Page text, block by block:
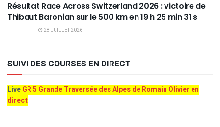
Résultat Race Across Switzerland 2026 : victoire de
Thibaut Baronian sur le 500 km en 19 h 25 min 31 s
28 JUILLET 2026
SUIVI DES COURSES EN DIRECT
LiveGR 5 Grande Traversée des Alpes de Romain Olivier en
direct